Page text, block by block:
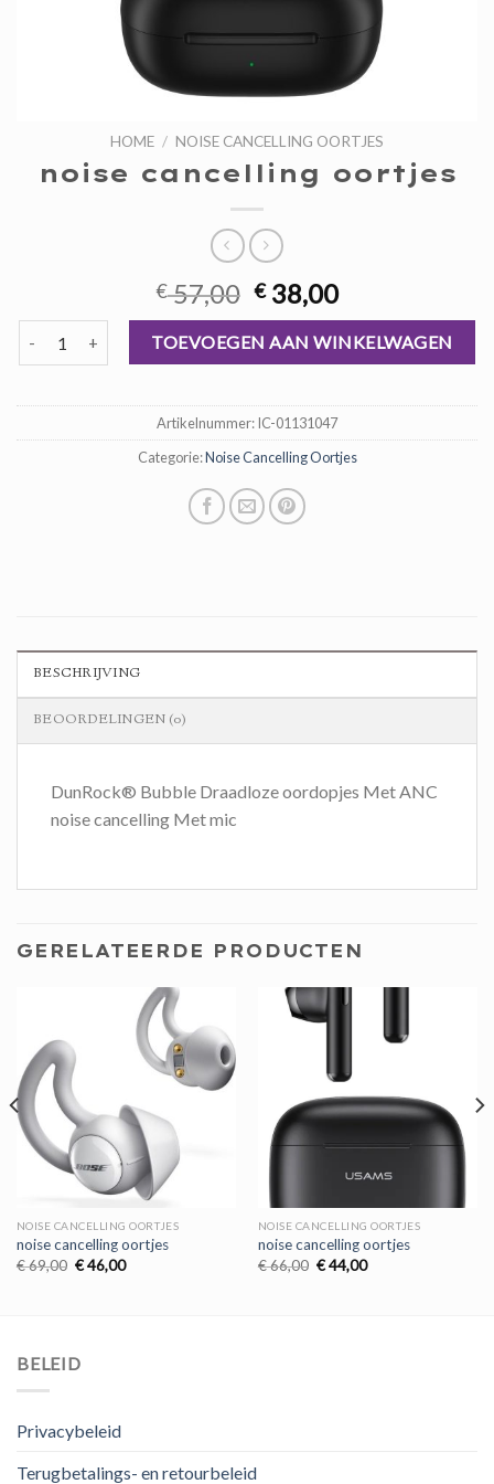
HOME / NOISE CANCELLING OORTJES
noise cancelling oortjes
€57,00 Oorspronkelijke
prijs
was:
€ 57,00.
€38,00Huidige
prijs
is:
€ 38,00.
noise cancelling oortjes aantalTOEVOEGEN AAN WINKELWAGEN
Artikelnummer:IC-01131047
Categorie:Noise Cancelling Oortjes
BESCHRIJVING
BEOORDELINGEN (0)
DunRock® Bubble Draadloze oordopjes Met ANC
noise cancelling Met mic
GERELATEERDE PRODUCTEN
NOISE CANCELLING OORTJES
noise cancelling oortjes
€69,00 Oorspronkelijke
€46,00Huidige
NOISE CANCELLING OORTJES
noise cancelling oortjes
€66,00 Oorspronkelijke
€44,00Huidige
BELEID
Privacybeleid
Terugbetalings- en retourbeleid